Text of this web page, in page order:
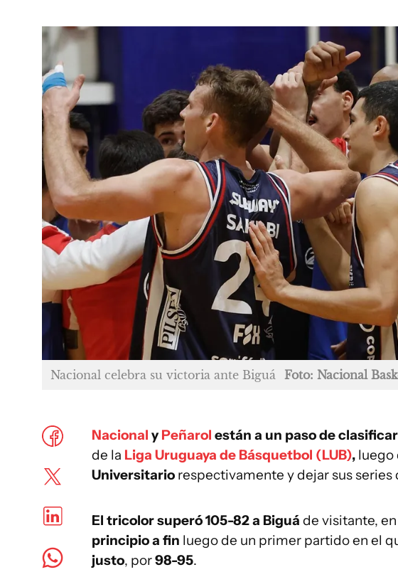
Nacional celebra su victoria ante Biguá Foto: Nacional
Nacional yPeñarol están a un paso de
de la Liga Uruguaya de Básquetbol (LUB), luego
Universitario respectivamente y dejar sus series
El tricolor superó 105-82 a Biguá de visitante,
principio a fin luego de un primer partido en el
justo, por98-95.